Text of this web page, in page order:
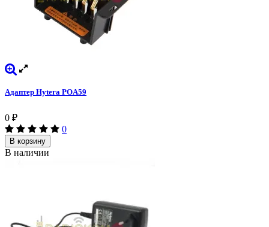
Адаптер Hytera POA59
0 ₽
0
В корзину
В наличии